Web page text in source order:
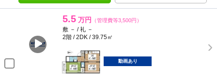
5.5 万円 （管理費等3,500円）
敷 － / 礼 －
2階 / 2DK / 39.75㎡
動画あり